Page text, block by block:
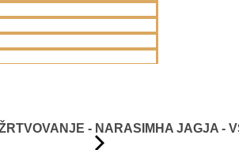
- NARASIMHA JAGJA -